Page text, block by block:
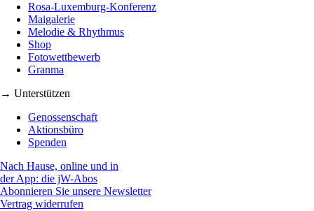
Rosa-Luxemburg-Konferenz
Maigalerie
Melodie & Rhythmus
Shop
Fotowettbewerb
Granma
→ Unterstützen
Genossenschaft
Aktionsbüro
Spenden
Nach Hause, online und in
der App: die jW-Abos
Abonnieren Sie unsere Newsletter
Vertrag widerrufen